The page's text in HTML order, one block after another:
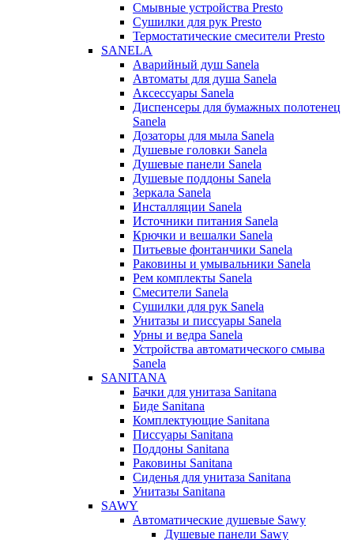
Смывные устройства Presto
Сушилки для рук Presto
Термостатические смесители Presto
SANELA
Аварийный душ Sanela
Автоматы для душа Sanela
Аксессуары Sanela
Диспенсеры для бумажных полотенец
Sanela
Дозаторы для мыла Sanela
Душевые головки Sanela
Душевые панели Sanela
Душевые поддоны Sanela
Зеркала Sanela
Инсталляции Sanela
Источники питания Sanela
Крючки и вешалки Sanela
Питьевые фонтанчики Sanela
Раковины и умывальники Sanela
Рем комплекты Sanela
Смесители Sanela
Сушилки для рук Sanela
Унитазы и писсуары Sanela
Урны и ведра Sanela
Устройства автоматического смыва
Sanela
SANITANA
Бачки для унитаза Sanitana
Биде Sanitana
Комплектующие Sanitana
Писсуары Sanitana
Поддоны Sanitana
Раковины Sanitana
Сиденья для унитаза Sanitana
Унитазы Sanitana
SAWY
Автоматические душевые Sawy
Душевые панели Sawy